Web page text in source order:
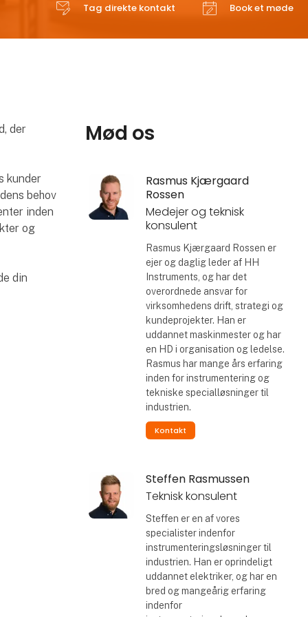
Tag direkte kontakt Book et møde
der
kunder
behov
inden
og
din
Mød os
Rasmus Kjærgaard
Rossen
Medejer og teknisk
konsulent
Rasmus Kjærgaard Rossen er
ejer og daglig leder af HH
Instruments, og har det
overordnede ansvar for
virksomhedens drift, strategi og
kundeprojekter. Han er
uddannet maskinmester og har
en HD i organisation og ledelse.
Rasmus har mange års erfaring
inden for instrumentering og
tekniske specialløsninger til
industrien.
Kontakt
Steffen Rasmussen
Teknisk konsulent
Steffen er en af vores
specialister indenfor
instrumenteringsløsninger til
industrien. Han er oprindeligt
uddannet elektriker, og har en
bred og mangeårig erfaring
indenfor